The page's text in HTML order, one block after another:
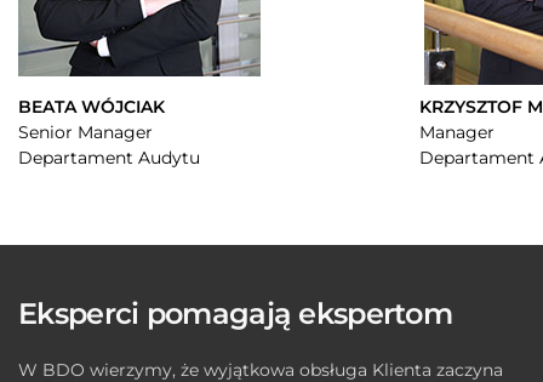
BEATA WÓJCIAK
Senior Manager
Departament Audytu
KRZYSZTOF
Manager
Departament
Eksperci pomagają ekspertom
W BDO wierzymy, że wyjątkowa obsługa Klienta zaczyna